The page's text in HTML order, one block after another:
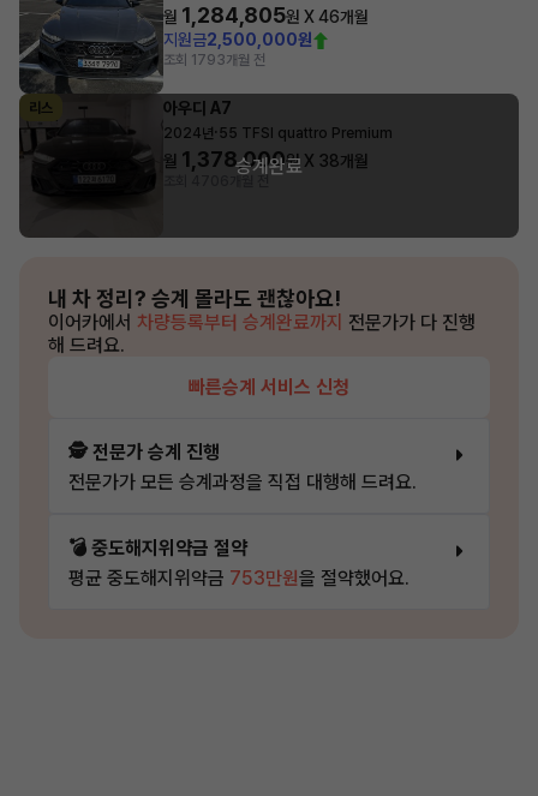
월 1,284,805원 X46개월
지원금2,500,000원
조회 1793개월 전
리스 아우디 A7
2024년· 55 TFSI quattro Premium
월 1,378,000원 X 38개월
승계완료
내 차 정리? 승계 몰라도 괜찮아요!
이어카에서 차량등록부터 승계완료까지 전문가가 다 진행
해 드려요.
빠른승계 서비스 신청
🕵️ 전문가 승계 진행
전문가가 모든 승계과정을 직접 대행해 드려요.
💣 중도해지위약금 절약
평균 중도해지위약금 753만원을 절약했어요.